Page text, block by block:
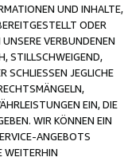
UND INHALTE,
ODER
VERBUNDENEN
STILLSCHWEIGEND,
SCHLIESSEN JEGLICHE
EIN, DIE
WIR KÖNNEN EIN
ANGEBOTS
WEITERHIN